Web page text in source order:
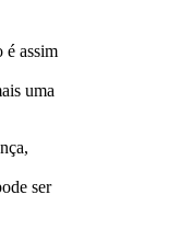
é assim
uma
ser